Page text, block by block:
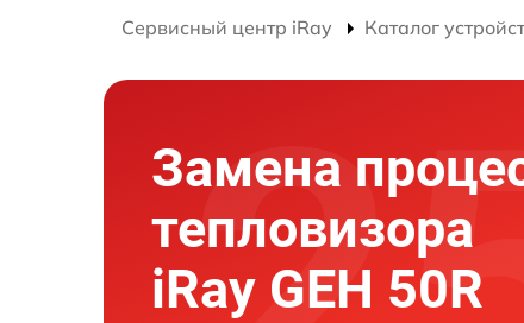
Сервисный центр iRay Каталог
Замена
тепловизора
iRay GEH 50R